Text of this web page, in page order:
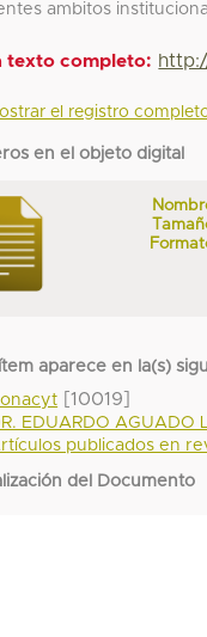
ambitos
texto completo:
el registro
en el objeto digital
aparece en la(s)
[10019]
EDUARDO AGUADO
publicados en
del Documento